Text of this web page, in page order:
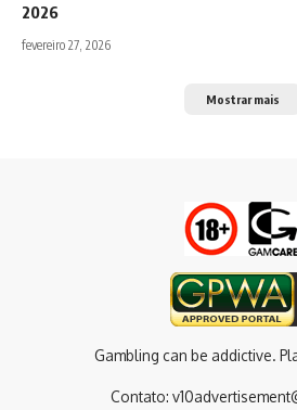
2026
fevereiro 27, 2026
Mostrar mais
Gambling can be addictive.
Contato: